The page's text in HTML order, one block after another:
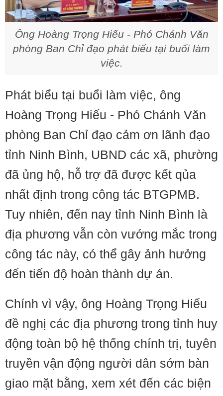
Ông Hoàng Trọng Hiếu - Phó Chánh Văn
phòng Ban Chỉ đạo phát biểu tại buổi làm
việc.
Phát biểu tại buổi làm việc, ông
Hoàng Trọng Hiếu - Phó Chánh Văn
phòng Ban Chỉ đạo cảm ơn lãnh đạo
tỉnh Ninh Bình, UBND các xã, phường
đã ủng hộ, hỗ trợ đã được kết qủa
nhất định trong công tác BTGPMB.
Tuy nhiên, đến nay tỉnh Ninh Bình là
địa phương vẫn còn vướng mắc trong
công tác này, có thể gây ảnh hưởng
đến tiến độ hoàn thành dự án.
Chính vì vậy, ông Hoàng Trọng Hiếu
đề nghị các địa phương trong tỉnh huy
động toàn bộ hệ thống chính trị, tuyên
truyền vận động người dân sớm bàn
giao mặt bằng, xem xét đến các biện